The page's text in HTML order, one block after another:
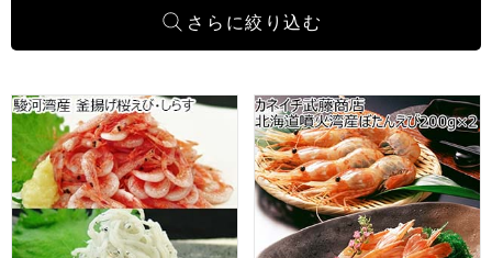
駿河湾産 釜揚げ桜えび・しらす【おいしいお取り寄せ】
カネイチ武藤商店 北海道噴